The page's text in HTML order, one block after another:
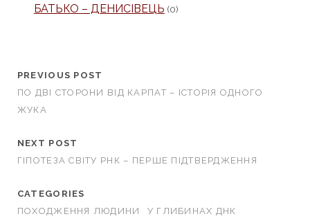
БАТЬКО – ДЕНИСІВЕЦЬ (0)
PREVIOUS POST
ПО ДВІ СТОРОНИ ВІД КАРПАТ – ІСТОРІЯ ОДНОГО
ЖУКА
NEXT POST
ГІПОТЕЗА СВІТУ РНК – ПЕРШЕ ПІДТВЕРДЖЕННЯ
CATEGORIES
ПОХОДЖЕННЯ ЛЮДИНИ
У ГЛИБИНАХ ДНК